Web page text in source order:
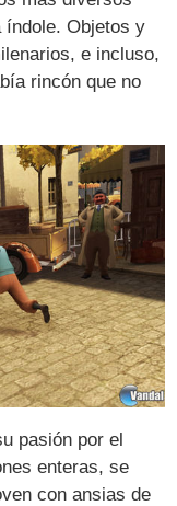
Objetos y
e incluso,
rincón que no
pasión por el
enteras, se
con ansias de